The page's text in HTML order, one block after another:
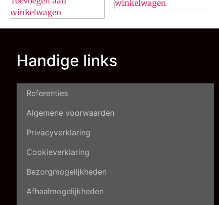
winkelwagen
winkelwagen
Handige links
Referenties
Algemene voorwaarden
Privacyverklaring
Cookieverklaring
Bezorgmogelijkheden
Afhaalmogelijkheden